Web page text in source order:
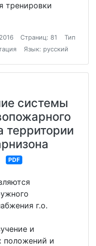
тренировки
Страниц: 81
Тип
Язык: русский
системы
территории
PDF
г.о.
и
положений и